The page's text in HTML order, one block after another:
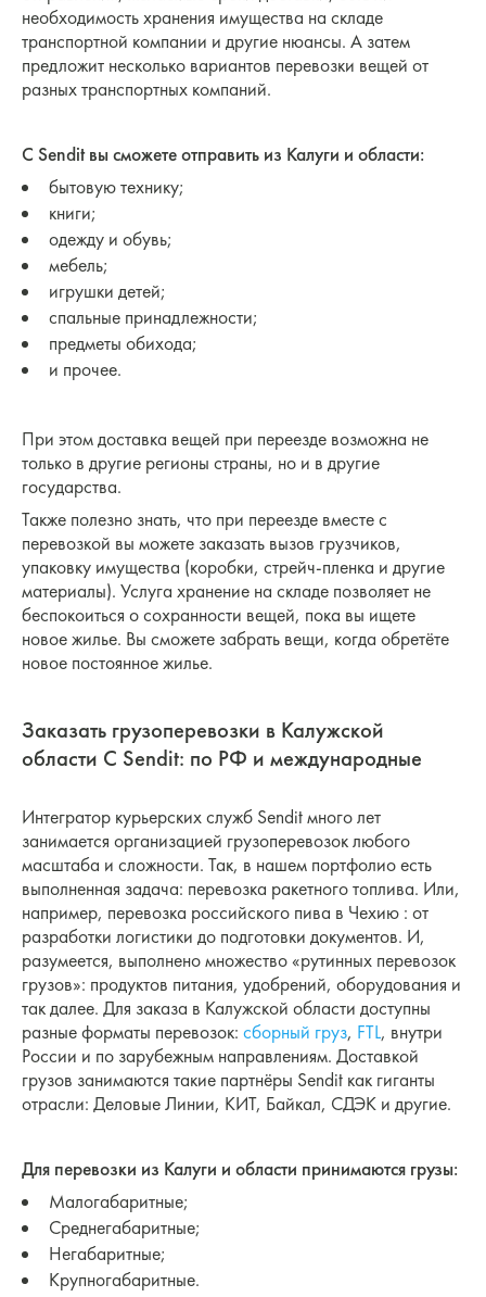
необходимость хранения имущества на складе
транспортной компании и другие нюансы. А затем
предложит несколько вариантов перевозки вещей от
разных транспортных компаний.
С Sendit вы сможете отправить из Калуги и области:
бытовую технику;
книги;
одежду и обувь;
мебель;
игрушки детей;
спальные принадлежности;
предметы обихода;
и прочее.
При этом доставка вещей при переезде возможна не
только в другие регионы страны, но и в другие
государства.
Также полезно знать, что при переезде вместе с
перевозкой вы можете заказать вызов грузчиков,
упаковку имущества (коробки, стрейч-пленка и другие
материалы). Услуга хранение на складе позволяет не
беспокоиться о сохранности вещей, пока вы ищете
новое жилье. Вы сможете забрать вещи, когда обретёте
новое постоянное жилье.
Заказать грузоперевозки в Калужской
области С Sendit: по РФ и международные
Интегратор курьерских служб Sendit много лет
занимается организацией грузоперевозок любого
масштаба и сложности. Так, в нашем портфолио есть
выполненная задача: перевозка ракетного топлива. Или,
например, перевозка российского пива в Чехию : от
разработки логистики до подготовки документов. И,
разумеется, выполнено множество «рутинных перевозок
грузов»: продуктов питания, удобрений, оборудования и
так далее. Для заказа в Калужской области доступны
разные форматы перевозок: сборный груз, FTL, внутри
России и по зарубежным направлениям. Доставкой
грузов занимаются такие партнёры Sendit как гиганты
отрасли: Деловые Линии, КИТ, Байкал, СДЭК и другие.
Для перевозки из Калуги и области принимаются грузы:
Малогабаритные;
Среднегабаритные;
Негабаритные;
Крупногабаритные.